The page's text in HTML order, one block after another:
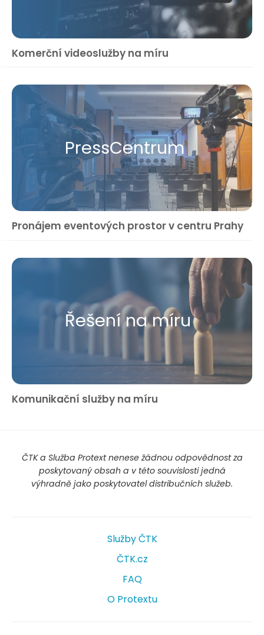
Komerční videoslužby na míru
Press​Centrum
Pronájem eventových prostor v centru Prahy
Řešení na míru
Komunikační služby na míru
ČTK a Služba Protext nenese žádnou odpovědnost za
poskytovaný obsah a v této souvislosti jedná
výhradně jako poskytovatel distribučních služeb.
Služby ČTK
ČTK.cz
FAQ
O Protextu